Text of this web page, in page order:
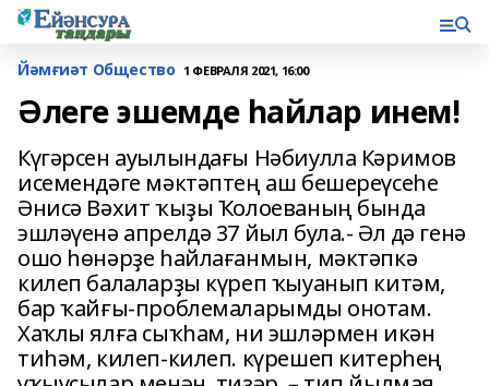
Йәмғиәт Общество 1 ФЕВРАЛЯ 2021, 16:00
Әлеге эшемде һайлар инем!
Күгәрсен ауылындағы Нәбиулла Кәримов
исемендәге мәктәптең аш бешереүсеһе
Әнисә Вәхит ҡыҙы Ҡолоеваның бында
эшләүенә апрелдә 37 йыл була.- Әл дә генә
ошо һөнәрҙе һайлағанмын, мәктәпкә
килеп балаларҙы күреп ҡыуанып китәм,
бар ҡайғы-проблемаларымды онотам.
Хаҡлы ялға сыҡһам, ни эшләрмен икән
тиһәм, килеп-килеп. күрешеп китерһең